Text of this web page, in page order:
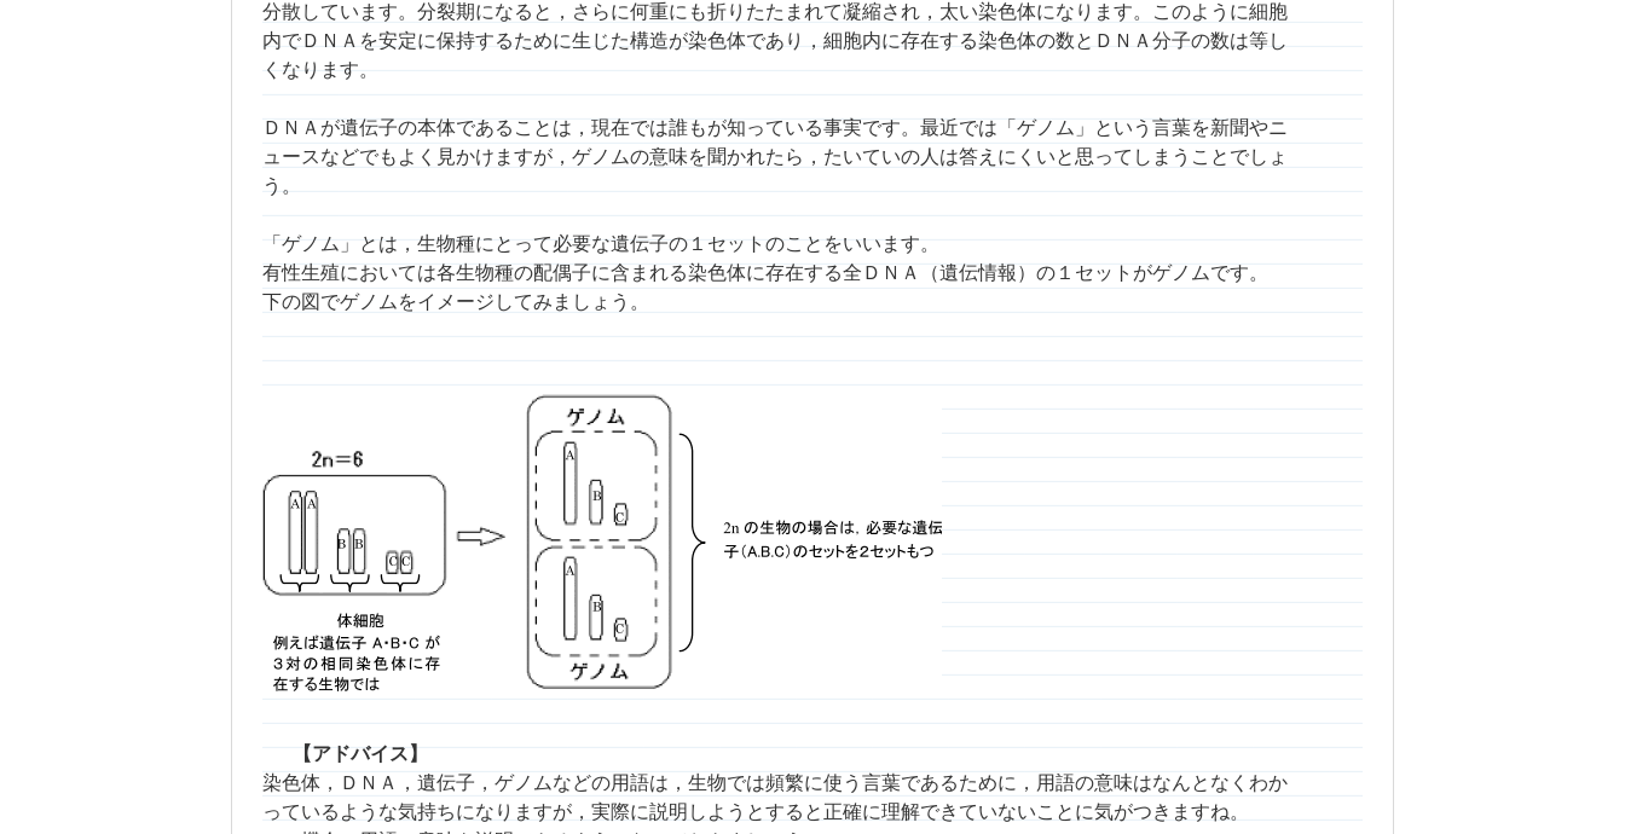
分散しています。分裂期になると，さらに何重にも折りたたまれて凝縮され，太い染色体になります。このように細胞
内でＤＮＡを安定に保持するために生じた構造が染色体であり，細胞内に存在する染色体の数とＤＮＡ分子の数は等し
くなります。
ＤＮＡが遺伝子の本体であることは，現在では誰もが知っている事実です。最近では「ゲノム」という言葉を新聞やニ
ュースなどでもよく見かけますが，ゲノムの意味を聞かれたら，たいていの人は答えにくいと思ってしまうことでしょ
う。
「ゲノム」とは，生物種にとって必要な遺伝子の１セットのことをいいます。
有性生殖においては各生物種の配偶子に含まれる染色体に存在する全ＤＮＡ（遺伝情報）の１セットがゲノムです。
下の図でゲノムをイメージしてみましょう。
【アドバイス】
染色体，ＤＮＡ，遺伝子，ゲノムなどの用語は，生物では頻繁に使う言葉であるために，用語の意味はなんとなくわか
っているような気持ちになりますが，実際に説明しようとすると正確に理解できていないことに気がつきますね。